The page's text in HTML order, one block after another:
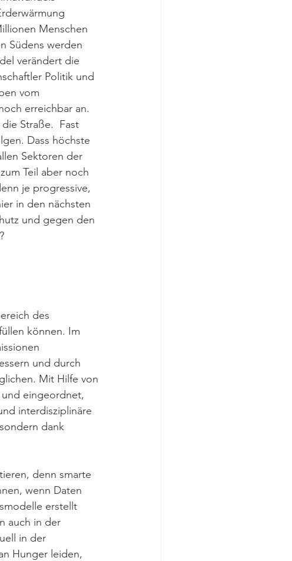
Menschen
Südens werden
verändert die
Politik und
vom
erreichbar an.
Straße.  Fast
Dass höchste
Sektoren der
Teil aber noch
je progressive,
in den nächsten
und gegen den
des
können. Im
und durch
Mit Hilfe von
und eingeordnet,
interdisziplinäre
dank
denn smarte
wenn Daten
erstellt
auch in der
in der
Hunger leiden,